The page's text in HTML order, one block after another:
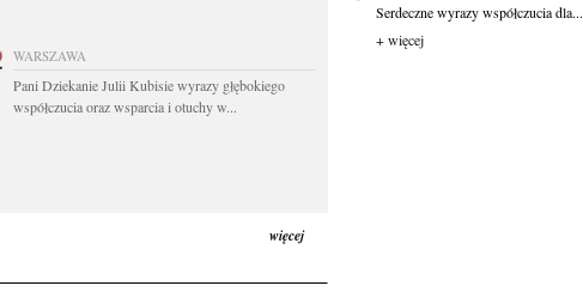
WARSZAWA
Pani Dziekanie Julii Kubisie wyrazy głębokiego
współczucia oraz wsparcia i otuchy w...
więcej
Serdeczne wyrazy współczucia dla...
+ więcej